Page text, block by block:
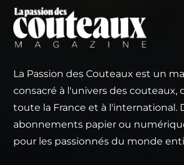
La Passion des Couteaux est un
consacré à l'univers des couteaux,
toute la France et à l'international.
abonnements papier ou
pour les passionnés du monde